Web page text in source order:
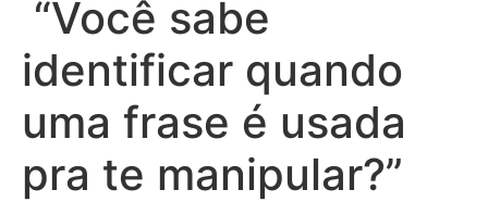
“Você sabe
identificar quando
uma frase é usada
pra te manipular?”